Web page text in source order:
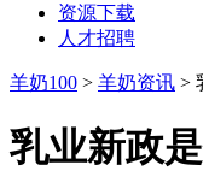
资源下载
人才招聘
羊奶100 > 羊奶资讯 >
乳业新政